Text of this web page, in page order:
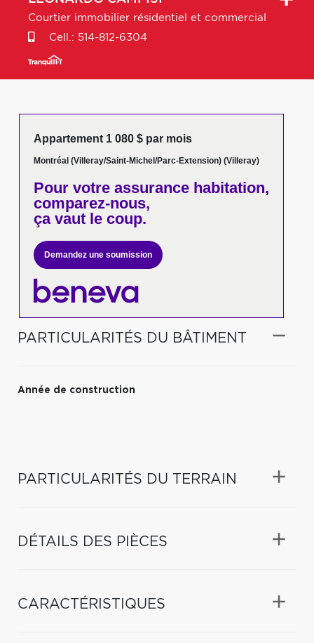
Courtier immobilier résidentiel et commercial
Cell.: 514-812-6304
Appartement 1 080 $ par mois
Montréal (Villeray/Saint-Michel/Parc-Extension) (Villeray)
Pour votreassurance habitation,
comparez-nous,
ça vaut le coup.
Demandez une soumission
PARTICULARITÉS DU BÂTIMENT
Année de construction
PARTICULARITÉS DU TERRAIN
DÉTAILS DES PIÈCES
CARACTÉRISTIQUES